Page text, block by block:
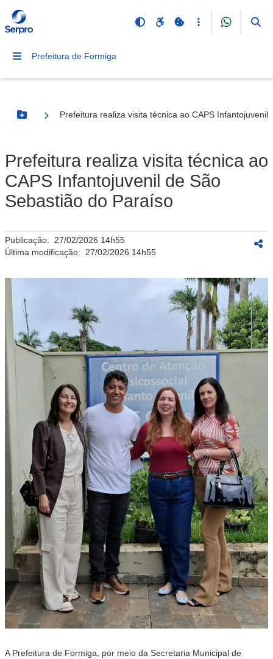
Prefeitura de Formiga
Botão Menu
Prefeitura realiza visita técnica ao CAPS
Prefeitura realiza visita técnica ao
CAPS Infantojuvenil de São
Sebastião do Paraíso
Publicação: 27/02/2026 14h55
Última modificação: 27/02/2026 14h55
A Prefeitura de Formiga, por meio da Secretaria Municipal de